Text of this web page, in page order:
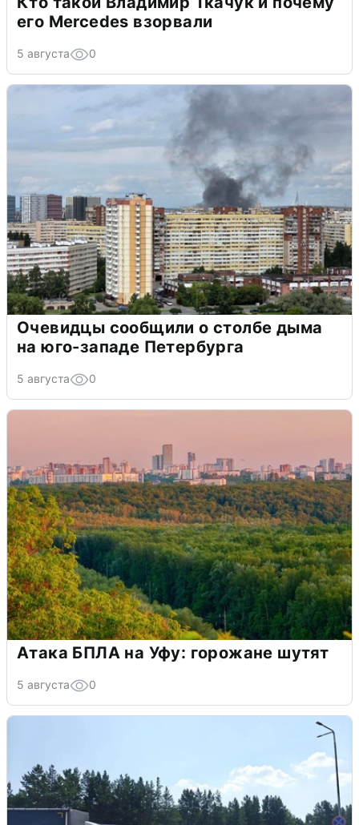
его Mercedes взорвали
5 августа 0
Очевидцы сообщили о столбе дыма
на юго-западе Петербурга
5 августа 0
Атака БПЛА на Уфу: горожане шутят
5 августа 0